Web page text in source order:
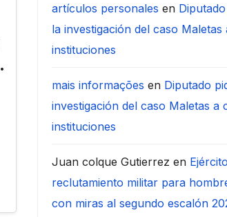
artículos personales en
la investigación del caso Maletas
instituciones
mais informações en Diputado
investigación del caso Maletas a
instituciones
Juan colque Gutierrez en
reclutamiento militar para
con miras al segundo escalón